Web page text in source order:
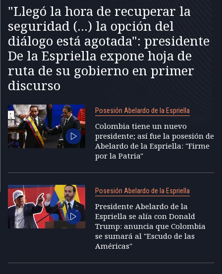
"Llegó la hora de recuperar la
seguridad (...) la opción del
diálogo está agotada": presidente
De la Espriella expone hoja de
ruta de su gobierno en primer
discurso
Posesión Abelardo de la Espriella
Colombia tiene un nuevo
presidente; así fue la posesión de
Abelardo de la Espriella: "Firme
por la Patria"
Posesión Abelardo de la Espriella
Presidente Abelardo de la
Espriella se alía con Donald
Trump: anuncia que Colombia
se sumará al "Escudo de las
Américas"